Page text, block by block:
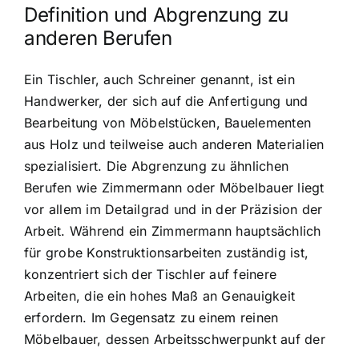
Definition und Abgrenzung zu
anderen Berufen
Ein Tischler, auch Schreiner genannt, ist ein
Handwerker, der sich auf die Anfertigung und
Bearbeitung von Möbelstücken, Bauelementen
aus Holz und teilweise auch anderen Materialien
spezialisiert. Die Abgrenzung zu ähnlichen
Berufen wie Zimmermann oder Möbelbauer liegt
vor allem im Detailgrad und in der Präzision der
Arbeit. Während ein Zimmermann hauptsächlich
für grobe Konstruktionsarbeiten zuständig ist,
konzentriert sich der Tischler auf feinere
Arbeiten, die ein hohes Maß an Genauigkeit
erfordern. Im Gegensatz zu einem reinen
Möbelbauer, dessen Arbeitsschwerpunkt auf der